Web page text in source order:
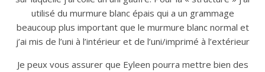
utilisé du murmure blanc épais qui a un grammage
beaucoup plus important que le murmure blanc normal et
j’ai mis de l’uni à l’intérieur et de l’uni/imprimé à l’extérieur
Je peux vous assurer que Eyleen pourra mettre bien des